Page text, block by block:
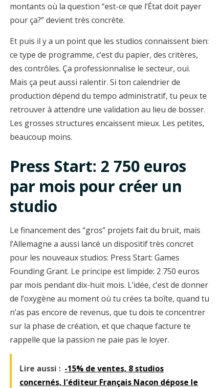
montants où la question “est-ce que l’État doit payer
pour ça?” devient très concrète.
Et puis il y a un point que les studios connaissent bien:
ce type de programme, c’est du papier, des critères,
des contrôles. Ça professionnalise le secteur, oui.
Mais ça peut aussi ralentir. Si ton calendrier de
production dépend du tempo administratif, tu peux te
retrouver à attendre une validation au lieu de bosser.
Les grosses structures encaissent mieux. Les petites,
beaucoup moins.
Press Start: 2 750 euros
par mois pour créer un
studio
Le financement des “gros” projets fait du bruit, mais
l’Allemagne a aussi lancé un dispositif très concret
pour les nouveaux studios: Press Start: Games
Founding Grant. Le principe est limpide: 2 750 euros
par mois pendant dix-huit mois. L’idée, c’est de donner
de l’oxygène au moment où tu crées ta boîte, quand tu
n’as pas encore de revenus, que tu dois te concentrer
sur la phase de création, et que chaque facture te
rappelle que la passion ne paie pas le loyer.
Lire aussi : -15% de ventes, 8 studios
concernés, l'éditeur Français Nacon dépose le